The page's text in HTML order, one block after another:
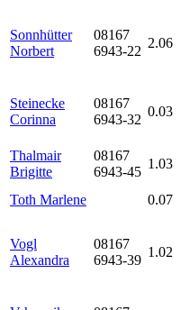
Sonnhütter
Norbert
08167
6943-22
2.06
Steinecke
Corinna
08167
6943-32
0.03
Thalmair
Brigitte
08167
6943-45
1.03
Toth Marlene
0.07
Vogl
Alexandra
08167
6943-39
1.02